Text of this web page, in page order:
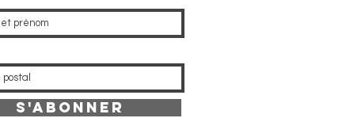
S'abonner